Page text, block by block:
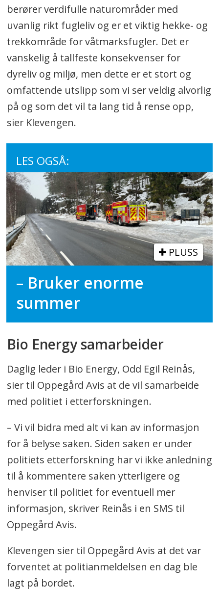
berører verdifulle naturområder med
uvanlig rikt fugleliv og er et viktig hekke- og
trekkområde for våtmarksfugler. Det er
vanskelig å tallfeste konsekvenser for
dyreliv og miljø, men dette er et stort og
omfattende utslipp som vi ser veldig alvorlig
på og som det vil ta lang tid å rense opp,
sier Klevengen.
LES OGSÅ:
PLUSS
– Bruker enorme
summer
Bio Energy samarbeider
Daglig leder i Bio Energy, Odd Egil Reinås,
sier til Oppegård Avis at de vil samarbeide
med politiet i etterforskningen.
– Vi vil bidra med alt vi kan av informasjon
for å belyse saken. Siden saken er under
politiets etterforskning har vi ikke anledning
til å kommentere saken ytterligere og
henviser til politiet for eventuell mer
informasjon, skriver Reinås i en SMS til
Oppegård Avis.
Klevengen sier til Oppegård Avis at det var
forventet at politianmeldelsen en dag ble
lagt på bordet.